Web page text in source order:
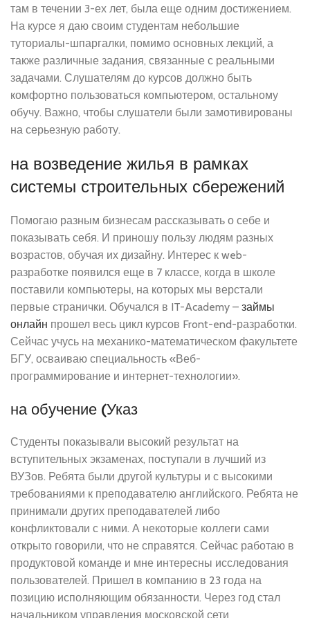
там в течении 3-ех лет, была еще одним достижением.
На курсе я даю своим студентам небольшие
туториалы-шпаргалки, помимо основных лекций, а
также различные задания, связанные с реальными
задачами. Слушателям до курсов должно быть
комфортно пользоваться компьютером, остальному
обучу. Важно, чтобы слушатели были замотивированы
на серьезную работу.
на возведение жилья в рамках
системы строительных сбережений
Помогаю разным бизнесам рассказывать о себе и
показывать себя. И приношу пользу людям разных
возрастов, обучая их дизайну. Интерес к web-
разработке появился еще в 7 классе, когда в школе
поставили компьютеры, на которых мы верстали
первые странички. Обучался в IT-Academy – займы
онлайн прошел весь цикл курсов Front-end-разработки.
Сейчас учусь на механико-математическом факультете
БГУ, осваиваю специальность «Веб-
программирование и интернет-технологии».
на обучение (Указ
Студенты показывали высокий результат на
вступительных экзаменах, поступали в лучший из
ВУЗов. Ребята были другой культуры и с высокими
требованиями к преподавателю английского. Ребята не
принимали других преподавателей либо
конфликтовали с ними. А некоторые коллеги сами
открыто говорили, что не справятся. Сейчас работаю в
продуктовой команде и мне интересны исследования
пользователей. Пришел в компанию в 23 года на
позицию исполняющим обязанности. Через год стал
начальником управления московской сети